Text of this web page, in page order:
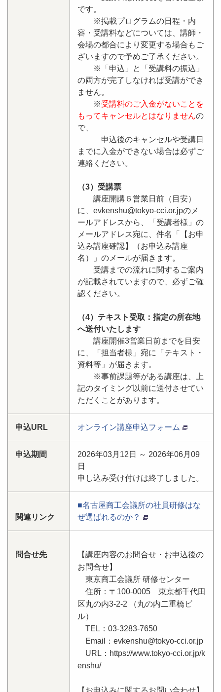
です。
※掲載プログラムの日程・内
容・受講料などについては、講師・
会場の都合により変更する場合もご
ざいますので予めご了承ください。
※「申込」と「受講料の振込」
の両方が完了しなければ受講ができ
ません。
※受講料のご入金がないことを
もってキャンセルとはなりませんの
で、
申込後のキャンセルや受講日
までに入金ができない場合は必ずご
連絡ください。
（3）受講票
講座開講６営業日前（目安）
に、evkenshu@tokyo-cci.or.jpのメ
ールアドレスから、「受講者様」の
メールアドレス宛に、件名「【お申
込み講座確認】（お申込み講座
名）」のメールが届きます。
受講までの流れに関するご案内
が記載されていますので、必ずご確
認ください。
（4）テキスト受取：指定の所在地
へ送付いたします
講座開催3営業日前までを目安
に、「担当者様」宛に「テキスト・
資料等」が届きます。
※事前課題等がある講座は、上
記のタイミング以前に送付させてい
ただくことがあります。
申込URL オンライン講座申込フォーム
申込期間
2026年03月12日 ～ 2026年06月09
日
申し込み受け付けは終了しました。
関連リンク
■名古屋商工会議所の社員研修はな
ぜ選ばれるのか？
問合せ先
【講座内容のお問合せ・お申込後の
お問合せ】
東京商工会議所 研修センター
住所：〒100-0005 東京都千代田
区丸の内3-2-2 （丸の内二重橋ビ
ル）
TEL：03-3283-7650
Email：evkenshu@tokyo-cci.or.jp
URL：https://www.tokyo-cci.or.jp/k
enshu/